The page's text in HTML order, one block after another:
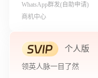
WhatsApp群发(自助申请)
商机中心
个人版
领英人脉一目了然